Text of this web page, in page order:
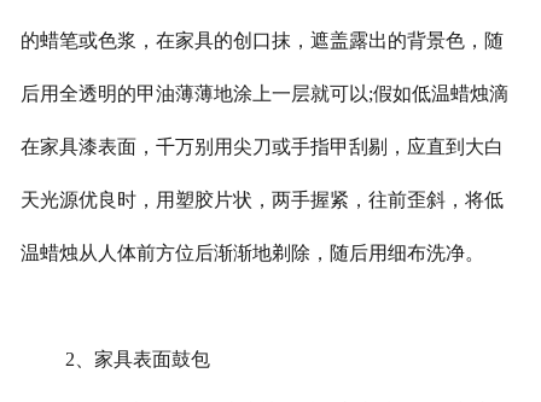
的蜡笔或色浆，在家具的创口抹，遮盖露出的背景色，随
后用全透明的甲油薄薄地涂上一层就可以;假如低温蜡烛滴
在家具漆表面，千万别用尖刀或手指甲刮剔，应直到大白
天光源优良时，用塑胶片状，两手握紧，往前歪斜，将低
温蜡烛从人体前方位后渐渐地剃除，随后用细布洗净。
2、家具表面鼓包